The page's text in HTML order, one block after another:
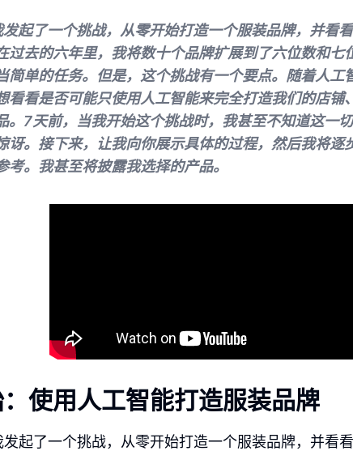
起了一个挑战，从零开始打造一个服装品牌，并看
过去的六年里，我将数十个品牌扩展到了六位数和七
简单的任务。但是，这个挑战有一个要点。随着人工
看看是否可能只使用人工智能来完全打造我们的店铺
。7天前，当我开始这个挑战时，我甚至不知道这一
讶。接下来，让我向你展示具体的过程，然后我将逐
考。我甚至将披露我选择的产品。
使用人工智能打造服装品牌
起了一个挑战，从零开始打造一个服装品牌，并看